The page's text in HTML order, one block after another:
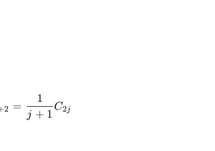
(2j+2) C_{2j+2} - 2 C_{2j}
2 =
j + 1
1
C2j